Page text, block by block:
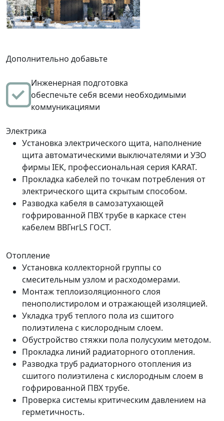
Дополнительно добавьте
Инженерная подготовка
обеспечьте себя всеми необходимыми
коммуникациями
Электрика
Установка электрического щита, наполнение
щита автоматическими выключателями и УЗО
фирмы IEK, профессиональная серия KARAT.
Прокладка кабелей по точкам потребления от
электрического щита скрытым способом.
Разводка кабеля в самозатухающей
гофрированной ПВХ трубе в каркасе стен
кабелем ВВГнгLS ГОСТ.
Отопление
Установка коллекторной группы со
смесительным узлом и расходомерами.
Монтаж теплоизоляционного слоя
пенополистиролом и отражающей изоляцией.
Укладка труб теплого пола из сшитого
полиэтилена с кислородным слоем.
Обустройство стяжки пола полусухим методом.
Прокладка линий радиаторного отопления.
Разводка труб радиаторного отопления из
сшитого полиэтилена с кислородным слоем в
гофрированной ПВХ трубе.
Проверка системы критическим давлением на
герметичность.